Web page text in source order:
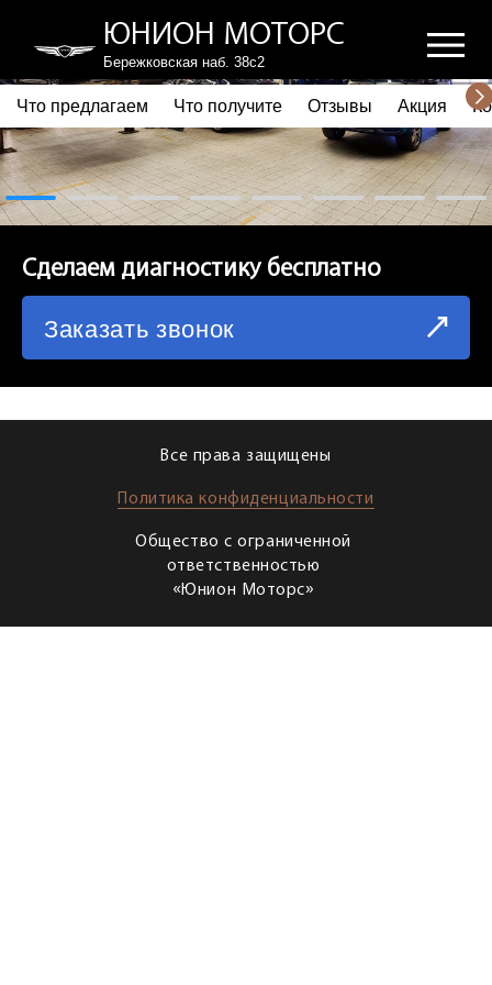
ЮНИОН МОТОРС
Бережковская наб. 38с2
ПОЧЕМУ ВЫБИРАЮТ НАС
ЧТО ПРЕДЛАГАЕМ
ЧТО ПОЛУЧИТЕ
СХЕМА ПРОЕЗДА
Что предлагаем Что получите Отзывы Акция
Сделаем диагностику бесплатно
Заказать звонок
Все права защищены
Политика конфиденциальности
Общество с ограниченной
ответственностью
«Юнион Моторс»